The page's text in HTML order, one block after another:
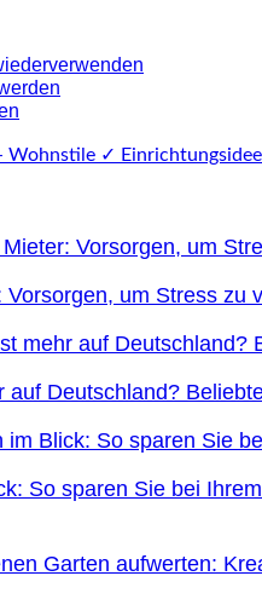
Vorsorgen, um Stress zu
auf Deutschland?
So sparen Sie bei